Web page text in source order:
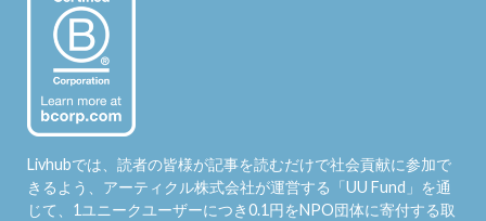
Livhubでは、読者の皆様が記事を読むだけで社会貢献に参加で
きるよう、アーティクル株式会社が運営する「UU Fund 」を通
じて、1ユニークユーザーにつき0.1円をNPO団体に寄付する取